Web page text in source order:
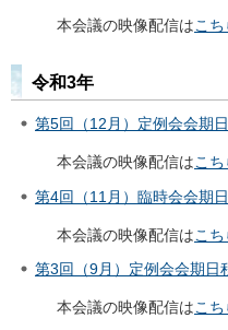
本会議の映像配信はこち
令和3年
第5回（12月）定例会会期
本会議の映像配信はこち
第4回（11月）臨時会会期
本会議の映像配信はこち
第3回（9月）定例会会期日
本会議の映像配信はこち